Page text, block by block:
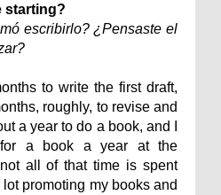
starting?
escribirlo? ¿Pensaste el
to write the first draft,
roughly, to revise and
a year to do a book, and I
for a book a year at the
all of that time is spent
promoting my books and